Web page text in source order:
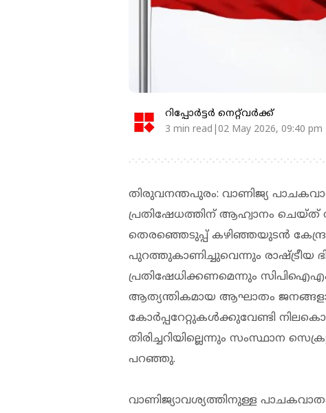
റിപ്പോർട്ടർ നെറ്റ്‌വര്‍ക്ക്‌
3 min read|02 May 2026, 09:40 pm
തിരുവനന്തപുരം: വാണിജ്യ
പ്രതിഷേധത്തിന് ആഹ്വാനം ചെയ്ത്
തെരഞ്ഞെടുപ്പ് കഴിഞ്ഞയുടന്‍ കേന്ദ്ര
പുറത്തുകാണിച്ചുവെന്നും രാഷ്ട്രീയ
പ്രതിഷേധിക്കണമെന്നും
ആത്യന്തികമായ ആഘാതം
കോര്‍പ്പറേറ്റുകള്‍ക്കുവേണ്ടി
തിരിച്ചറിയില്ലെന്നും സംസ്ഥാന
പറഞ്ഞു.
വാണിജ്യാവശ്യത്തിനുള്ള